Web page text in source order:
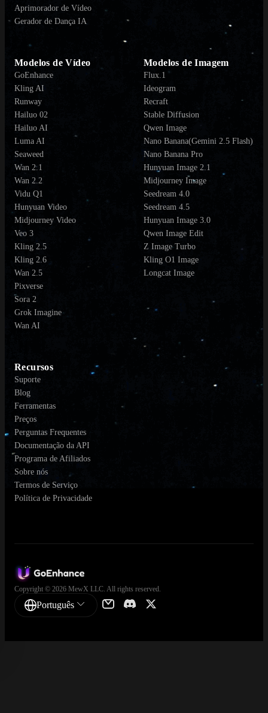
Aprimorador de Vídeo
Gerador de Dança IA
Modelos de Vídeo
GoEnhance
Kling AI
Runway
Hailuo 02
Hailuo AI
Luma AI
Seaweed
Wan 2.1
Wan 2.2
Vidu Q1
Hunyuan Video
Midjourney Video
Veo 3
Kling 2.5
Kling 2.6
Wan 2.5
Pixverse
Sora 2
Grok Imagine
Wan AI
Modelos de Imagem
Flux.1
Ideogram
Recraft
Stable Diffusion
Qwen Image
Nano Banana(Gemini 2.5 Flash)
Nano Banana Pro
Hunyuan Image 2.1
Midjourney Image
Seedream 4.0
Seedream 4.5
Hunyuan Image 3.0
Qwen Image Edit
Z Image Turbo
Kling O1 Image
Longcat Image
Recursos
Suporte
Blog
Ferramentas
Preços
Perguntas Frequentes
Documentação da API
Programa de Afiliados
Sobre nós
Termos de Serviço
Política de Privacidade
Copyright © 2026 MewX LLC. All rights reserved.
Português